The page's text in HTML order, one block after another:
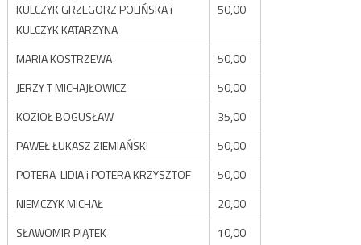
KULCZYK GRZEGORZ POLIŃSKA i
KULCZYK KATARZYNA
50,00
MARIA KOSTRZEWA
50,00
JERZY T MICHAJŁOWICZ
50,00
KOZIOŁ BOGUSŁAW
35,00
PAWEŁ ŁUKASZ ZIEMIAŃSKI
50,00
POTERA LIDIA i POTERA KRZYSZTOF
50,00
NIEMCZYK MICHAŁ
20,00
SŁAWOMIR PIĄTEK
10,00